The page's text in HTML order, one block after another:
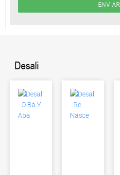
ENVIAR
Desali